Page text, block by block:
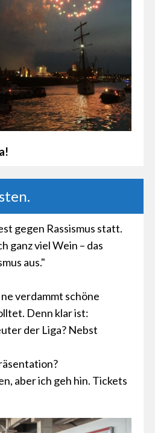
gegen Rassismus statt.
ganz viel Wein – das
aus."
verdammt schöne
Denn klar ist:
der Liga? Nebst
aber ich geh hin. Tickets